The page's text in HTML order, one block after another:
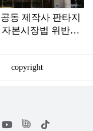
동 제작사 판타지
자본시장법 위반
copyright
위
틱